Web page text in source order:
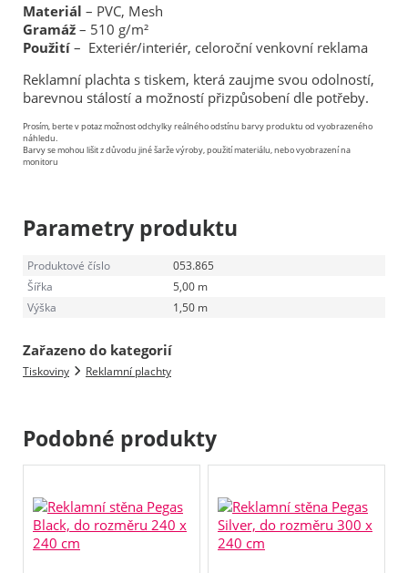
Materiál – PVC, Mesh
Gramáž – 510 g/m²
Použití – Exteriér/interiér, celoroční venkovní reklama
Reklamní plachta s tiskem, která zaujme svou odolností,
barevnou stálostí a možností přizpůsobení dle potřeby.
Prosím, berte v potaz možnost odchylky reálného odstínu barvy produktu od vyobrazeného
náhledu.
Barvy se mohou lišit z důvodu jiné šarže výroby, použití materiálu, nebo vyobrazení na
monitoru
Parametry produktu
Produktové číslo
053.865
Šířka
5,00 m
Výška
1,50 m
Zařazeno do kategorií
Tiskoviny Reklamní plachty
Podobné produkty